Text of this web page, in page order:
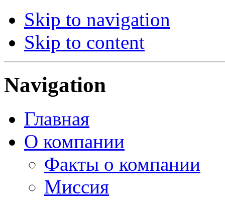
Skip to navigation
Skip to content
Navigation
Главная
О компании
Факты о компании
Миссия